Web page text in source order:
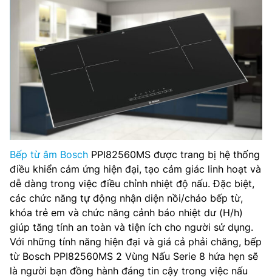
Bếp từ âm Bosch PPI82560MS được trang bị hệ thống
điều khiển cảm ứng hiện đại, tạo cảm giác linh hoạt và
dễ dàng trong việc điều chỉnh nhiệt độ nấu. Đặc biệt,
các chức năng tự động nhận diện nồi/chảo bếp từ,
khóa trẻ em và chức năng cảnh báo nhiệt dư (H/h)
giúp tăng tính an toàn và tiện ích cho người sử dụng.
Với những tính năng hiện đại và giá cả phải chăng, bếp
từ Bosch PPI82560MS 2 Vùng Nấu Serie 8 hứa hẹn sẽ
là người bạn đồng hành đáng tin cậy trong việc nấu